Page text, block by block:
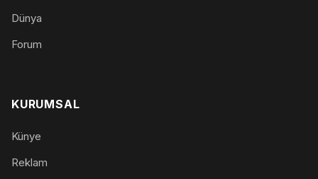
Dünya
Forum
KURUMSAL
Künye
Reklam